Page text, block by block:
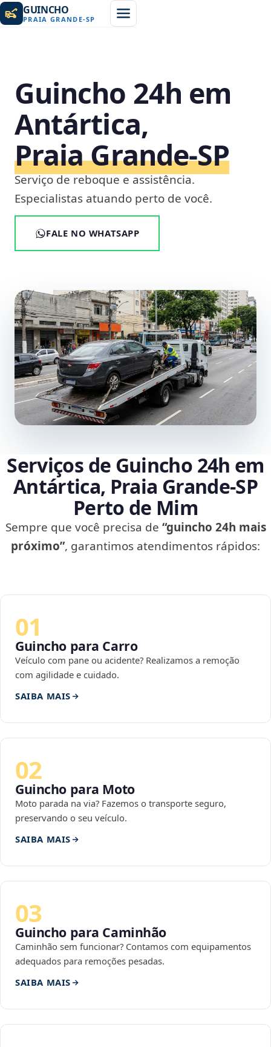
GUINCHO
PRAIA GRANDE-SP
Guincho 24h em
Antártica,
Praia Grande‑SP
Serviço de reboque e assistência.
Especialistas atuando perto de você.
FALE NO WHATSAPP
Serviços de Guincho 24h em
Antártica, Praia Grande‑SP
Perto de Mim
Sempre que você precisa de “guincho 24h mais
próximo”, garantimos atendimentos rápidos:
01
Guincho para Carro
Veículo com pane ou acidente? Realizamos a remoção
com agilidade e cuidado.
SAIBA MAIS
02
Guincho para Moto
Moto parada na via? Fazemos o transporte seguro,
preservando o seu veículo.
SAIBA MAIS
03
Guincho para Caminhão
Caminhão sem funcionar? Contamos com equipamentos
adequados para remoções pesadas.
SAIBA MAIS